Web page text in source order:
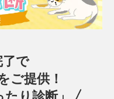
で
ご提供！